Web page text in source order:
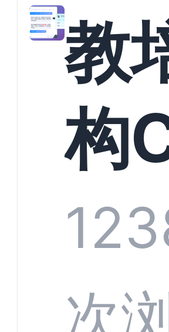
教
构
系
部
次浏